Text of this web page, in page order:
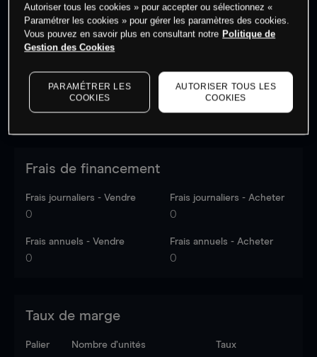
Les prix sont indicatifs.Connectez-vouspour voir les
dernières données du marché.
Log in
to see latest
Frais de financement
Frais journaliers - Vendre
0
Frais journaliers - Acheter
0
Frais annuels - Vendre
0
Frais annuels - Acheter
0
Taux de marge
Palier Nombre d’unités Taux
Autoriser tous les cookies » pour accepter ou sélectionnez «
Paramétrer les cookies » pour gérer les paramètres des cookies.
Vous pouvez en savoir plus en consultant notre Politique de
Gestion des Cookies
PARAMÉTRER LES
COOKIES
AUTORISER TOUS LES
COOKIES